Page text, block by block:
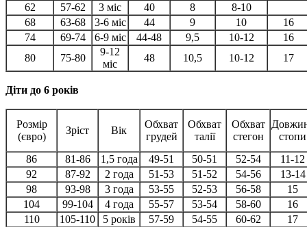
62
57-62 3 міс 40 8
8-10
68
63-68 3-6 міс 44 9 10
16
74
69-74 6-9 міс 44-48 9,5 10-12
16
80
75-80
9-12
міс
48 10,5 10-12 17
Діти до 6 років
Розмір
(євро)
Зріст Вік
Обхват
грудей
Обхват
талії
Обхват
стегон
стопи
86
81-86 1,5 года 49-51 50-51 52-54
11-12
92
87-92 2 года 51-53 51-52 54-56
13-14
98
93-98 3 года 53-55 52-53 56-58
15
104
99-104 4 года 55-57 53-54 58-60
16
110
105-110 5 років 57-59 54-55 60-62
17